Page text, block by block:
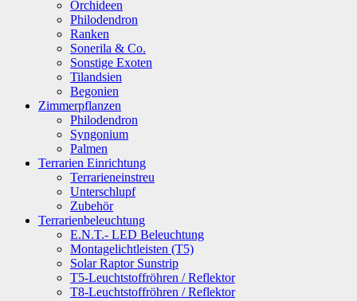
Orchideen
Philodendron
Ranken
Sonerila & Co.
Sonstige Exoten
Tilandsien
Begonien
Zimmerpflanzen
Philodendron
Syngonium
Palmen
Terrarien Einrichtung
Terrarieneinstreu
Unterschlupf
Zubehör
Terrarienbeleuchtung
E.N.T.- LED Beleuchtung
Montagelichtleisten (T5)
Solar Raptor Sunstrip
T5-Leuchtstoffröhren / Reflektor
T8-Leuchtstoffröhren / Reflektor